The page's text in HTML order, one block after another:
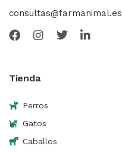
consultas@farmanimal.es
Tienda
Perros
Gatos
Caballos